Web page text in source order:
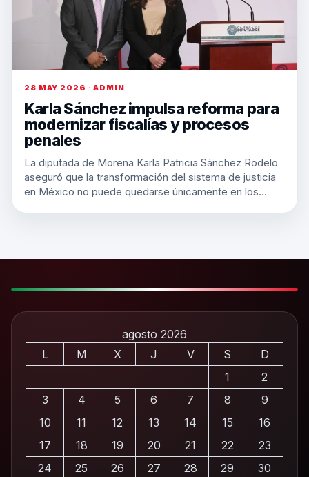
28 MAY 2026 · ADMIN
Karla Sánchez impulsa reforma para
modernizar fiscalías y procesos
penales
La diputada de Morena Karla Patricia Sánchez Rodelo
aseguró que la transformación del sistema de justicia
en México no puede quedarse únicamente en los…
agosto 2026
L
M X J V S
D
1
2
3
4 5 6 7 8
9
10
11 12 13 14 15
16
17
18 19 20 21 22
23
24
25 26 27 28 29
30